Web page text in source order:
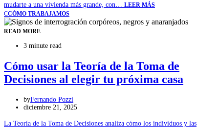
mudarte a una vivienda más grande, con… LEER MÁS
CCÓMO TRABAJAMOS
READ MORE
3 minute read
Cómo usar la Teoría de la Toma de
Decisiones al elegir tu próxima casa
byFernando Pozzi
diciembre 21, 2025
La Teoría de la Toma de Decisiones analiza cómo los individuos y las